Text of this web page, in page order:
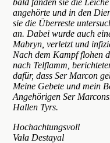
bald fanden sie die
angehörte und in den
sie die Überreste
an. Dabei wurde auch
Mabryn, verletzt und
Nach dem Kampf flohen
nach Telflamm,
dafür, dass Ser Marcon
Meine Gebete und mein
Angehörigen Ser
Hallen Tyrs.
Hochachtungsvoll
Vala Destayal